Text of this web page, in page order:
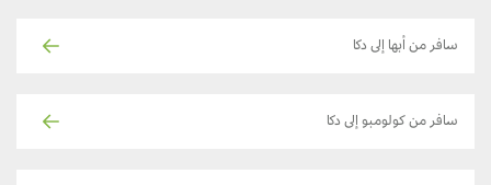
سافر من أبها إلى دكا
سافر من كولومبو إلى دكا